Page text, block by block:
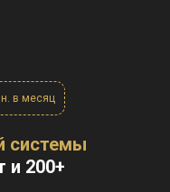
в месяц
системы
и 200+